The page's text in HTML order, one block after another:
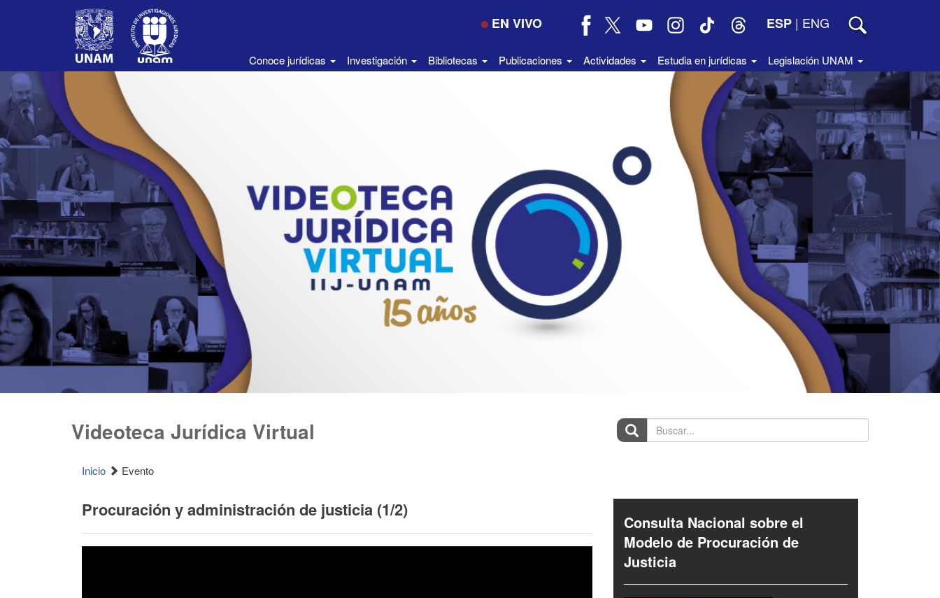
EN VIVO ESP | ENG
Conoce jurídicas Investigación Bibliotecas Publicaciones Actividades Estudia en jurídicas Legislación UNAM
Videoteca Jurídica Virtual Buscar...
Inicio Evento
Procuración y administración de justicia (1/2)
Consulta Nacional sobre el
Modelo de Procuración de
Justicia